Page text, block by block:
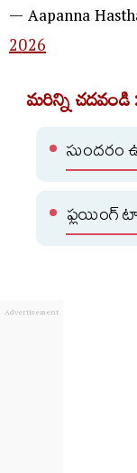
— Aapanna
2026
మరిన్ని చదవండి
సుందరం
ఫ్లయింగ్